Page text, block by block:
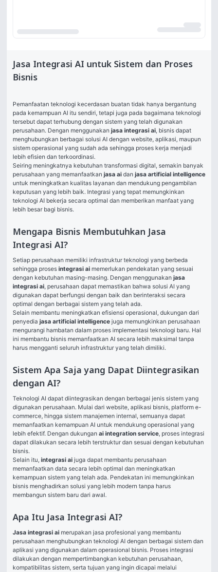
Jasa Integrasi AI untuk Sistem dan Proses
Bisnis
Pemanfaatan teknologi kecerdasan buatan tidak hanya bergantung
pada kemampuan AI itu sendiri, tetapi juga pada bagaimana teknologi
tersebut dapat terhubung dengan sistem yang telah digunakan
perusahaan. Dengan menggunakan jasa integrasi ai, bisnis dapat
menghubungkan berbagai solusi AI dengan website, aplikasi, maupun
sistem operasional yang sudah ada sehingga proses kerja menjadi
lebih efisien dan terkoordinasi.
Seiring meningkatnya kebutuhan transformasi digital, semakin banyak
perusahaan yang memanfaatkan jasa ai dan jasa artificial intelligence
untuk meningkatkan kualitas layanan dan mendukung pengambilan
keputusan yang lebih baik. Integrasi yang tepat memungkinkan
teknologi AI bekerja secara optimal dan memberikan manfaat yang
lebih besar bagi bisnis.
Mengapa Bisnis Membutuhkan Jasa
Integrasi AI?
Setiap perusahaan memiliki infrastruktur teknologi yang berbeda
sehingga proses integrasi ai memerlukan pendekatan yang sesuai
dengan kebutuhan masing-masing. Dengan menggunakan jasa
integrasi ai, perusahaan dapat memastikan bahwa solusi AI yang
digunakan dapat berfungsi dengan baik dan berinteraksi secara
optimal dengan berbagai sistem yang telah ada.
Selain membantu meningkatkan efisiensi operasional, dukungan dari
penyedia jasa artificial intelligence juga memungkinkan perusahaan
mengurangi hambatan dalam proses implementasi teknologi baru. Hal
ini membantu bisnis memanfaatkan AI secara lebih maksimal tanpa
harus mengganti seluruh infrastruktur yang telah dimiliki.
Sistem Apa Saja yang Dapat Diintegrasikan
dengan AI?
Teknologi AI dapat diintegrasikan dengan berbagai jenis sistem yang
digunakan perusahaan. Mulai dari website, aplikasi bisnis, platform e-
commerce, hingga sistem manajemen internal, semuanya dapat
memanfaatkan kemampuan AI untuk mendukung operasional yang
lebih efektif. Dengan dukungan ai integration service, proses integrasi
dapat dilakukan secara lebih terstruktur dan sesuai dengan kebutuhan
bisnis.
Selain itu, integrasi ai juga dapat membantu perusahaan
memanfaatkan data secara lebih optimal dan meningkatkan
kemampuan sistem yang telah ada. Pendekatan ini memungkinkan
bisnis menghadirkan solusi yang lebih modern tanpa harus
membangun sistem baru dari awal.
Apa Itu Jasa Integrasi AI?
Jasa integrasi ai merupakan jasa profesional yang membantu
perusahaan menghubungkan teknologi AI dengan berbagai sistem dan
aplikasi yang digunakan dalam operasional bisnis. Proses integrasi
dilakukan dengan mempertimbangkan kebutuhan perusahaan,
kompatibilitas sistem, serta tujuan yang ingin dicapai melalui